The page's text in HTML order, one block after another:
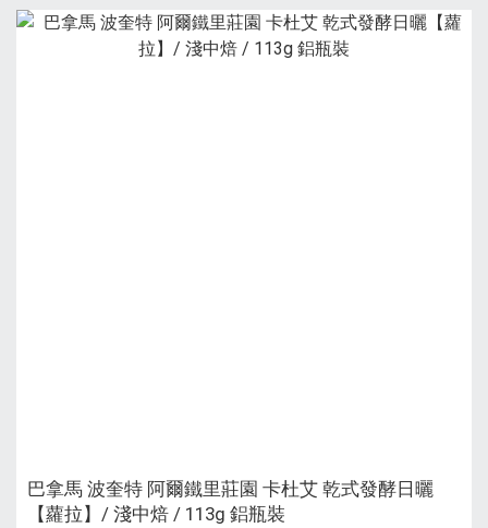
巴拿馬 波奎特 阿爾鐵里莊園 卡杜艾 乾式發酵日曬
【蘿拉】/ 淺中焙 / 113g 鋁瓶裝